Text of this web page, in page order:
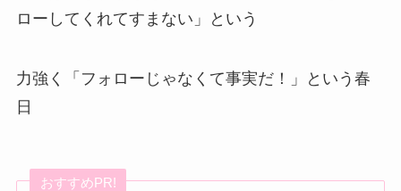
ローしてくれてすまない」という
力強く「フォローじゃなくて事実だ！」という春
日
おすすめPR!